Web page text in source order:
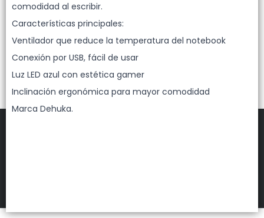
comodidad al escribir.
Características principales:
Ventilador que reduce la temperatura del notebook
Conexión por USB, fácil de usar
Luz LED azul con estética gamer
Inclinación ergonómica para mayor comodidad
Marca Dehuka.